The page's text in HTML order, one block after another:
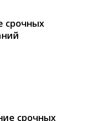
срочных
срочных